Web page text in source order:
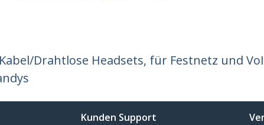
Drahtlose Headsets, für Festnetz und
Kunden Support